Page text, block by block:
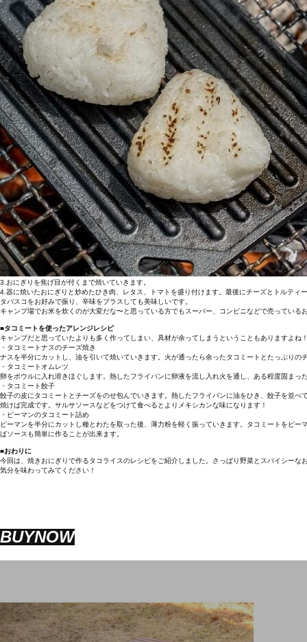
3.おにぎりを焦げ目が付くまで焼いていきます。
4.器に焼いたおにぎりと炒めたひき肉、レタス、トマトを盛り付けます。最後にチーズとトルティ
タバスコをお好みで振り、辛味をプラスしても美味しいです。
キャンプ場でお米を炊くのが大変だな〜と思っている方でもスーパー、コンビニなどで売ってい
■タコミートを使ったアレンジレシピ
キャンプだと思っていたよりも多く作ってしまい、具材が余ってしまうということもありますよ
・タコミートナスのチーズ焼き
ナスを半分にカットし、油を引いて焼いていきます。火が通ったら余ったタコミートとたっぷり
・タコミートオムレツ
卵をボウルに入れ溶きほぐします。熱したフライパンに卵液を流し入れ火を通し、ある程度固ま
・タコミート餃子
餃子の皮にタコミートとチーズをのせ包んでいきます。熱したフライパンに油をひき、餃子を並
焼けば完成です。サルサソースなどをつけて食べるとよりメキシカンな味になります！
・ピーマンのタコミート詰め
ピーマンを半分にカットし種とわたを取った後、薄力粉を軽く振っていきます。タコミートをピ
ばソースも簡単に作ることが出来ます。
■おわりに
今回は、焼きおにぎりで作るタコライスのレシピをご紹介しました。さっぱり野菜とスパイシー
気分を味わってみてください！
BUYNOW